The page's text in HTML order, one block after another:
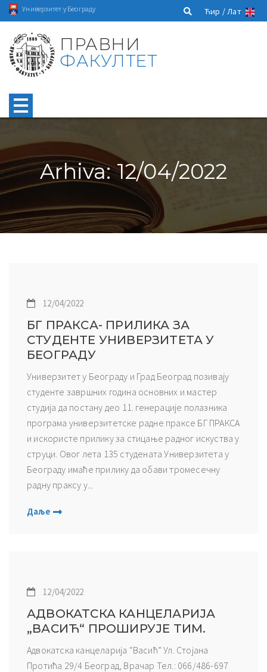
Универзитет у Београду Ћир /Лат
ПРАВНИ
ФАКУЛТЕТ
Arhiva: 12/04/2022
12/04/2022
БГ ПРАКСА- ПРИЛИКА ЗА
СТУДЕНТЕ УНИВЕРЗИТЕТА У
БЕОГРАДУ
Универзитет у Београду и Град Београд позивају
студенте завршних година основних и мастер
студија да постану део 11. генерације полазника
програма универзитетске радне праксе БГ ПРАКСА
и искористе прилику за стицање радног искуства у
струци. Овог лета 135 студената Универзитета у
Београду имаће прилику да обави тромесечну
радну праксу у...
Даље
12/04/2022
АДВОКАТСКА КАНЦЕЛАРИЈА
„ВАСИЋ“ ПРОШИРУЈЕ ТИМ.
Адвокатска канцеларија “Васић” Ул. Стојана
Протића 29/4 Београд, Врачар Тел.: 066/486-697